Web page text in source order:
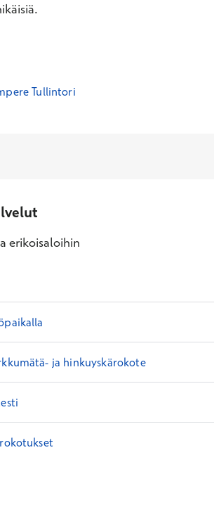
Tullintori
erikoisaloihin
ja hinkuyskärokote